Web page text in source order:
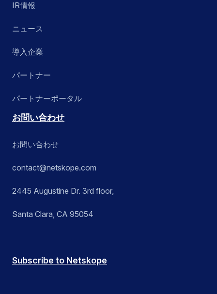
IR情報
ニュース
導入企業
パートナー
パートナーポータル
お問い合わせ
お問い合わせ
contact@netskope.com
2445 Augustine Dr. 3rd floor,
Santa Clara, CA 95054
Subscribe to Netskope